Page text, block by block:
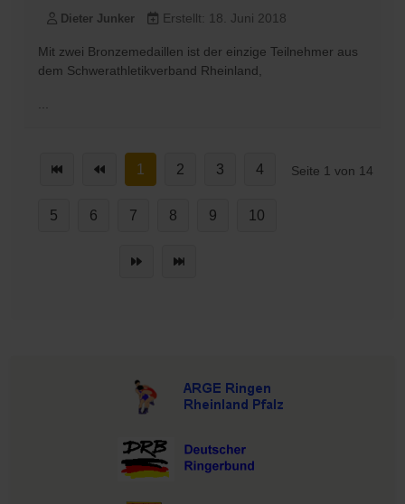
Dieter Junker Erstellt: 18. Juni 2018
Mit zwei Bronzemedaillen ist der einzige Teilnehmer aus
dem Schwerathletikverband Rheinland,
Seite 1 von 14
1 2 3 4
5 6 7 8 9 10